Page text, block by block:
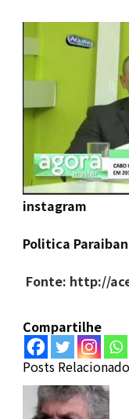
instagram
Politica
Fonte: http://
Compartilhe
Posts